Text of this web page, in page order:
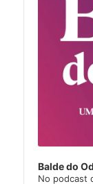
Balde do
No podcast